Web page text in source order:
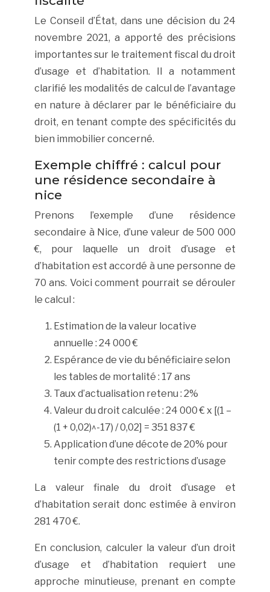
Le Conseil d’État, dans une décision du 24
novembre 2021, a apporté des précisions
importantes sur le traitement fiscal du droit
d’usage et d’habitation. Il a notamment
clarifié les modalités de calcul de l’avantage
en nature à déclarer par le bénéficiaire du
droit, en tenant compte des spécificités du
bien immobilier concerné.
Exemple chiffré : calcul pour
une résidence secondaire à
nice
Prenons l’exemple d’une résidence
secondaire à Nice, d’une valeur de 500 000
€, pour laquelle un droit d’usage et
d’habitation est accordé à une personne de
70 ans. Voici comment pourrait se dérouler
le calcul :
Estimation de la valeur locative
annuelle : 24 000 €
Espérance de vie du bénéficiaire selon
les tables de mortalité : 17 ans
Taux d’actualisation retenu : 2%
Valeur du droit calculée : 24 000 € x [(1 –
(1 + 0,02)^-17) / 0,02] = 351 837 €
Application d’une décote de 20% pour
tenir compte des restrictions d’usage
La valeur finale du droit d’usage et
d’habitation serait donc estimée à environ
281 470 €.
En conclusion, calculer la valeur d’un droit
d’usage et d’habitation requiert une
approche minutieuse, prenant en compte